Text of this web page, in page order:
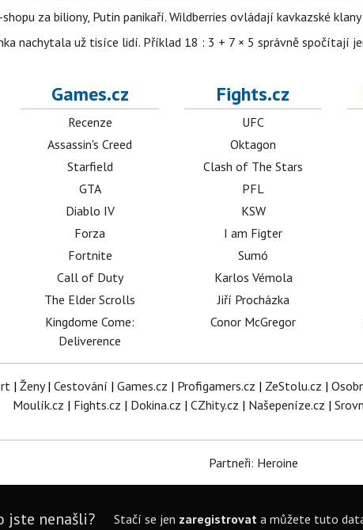
za biliony, Putin panikaří. Wildberries ovládají kavkazské
nachytala už tisíce lidí. Příklad 18 : 3 + 7 × 5 správně spočítají
Games.cz
Recenze
Assassin's Creed
Starfield
GTA
Diablo IV
Forza
Fortnite
Call of Duty
The Elder Scrolls
Kingdome Come:
Deliverence
Fights.cz
UFC
Oktagon
Clash of The Stars
PFL
KSW
I am Figter
Sumó
Karlos Vémola
Jiří Procházka
Conor McGregor
| Ženy| Cestování | Games.cz | Profigamers.cz | ZeStolu.cz |
Moulík.cz | Fights.cz | Dokina.cz | CZhity.cz | Našepeníze.cz |
Partneři: Heroine
jste nenašli? Stačí se jen zaregistrovata můžete tuto